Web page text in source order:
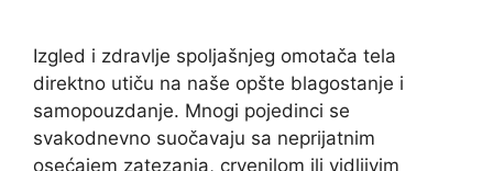
Izgled i zdravlje spoljašnjeg omotača tela
direktno utiču na naše opšte blagostanje i
samopouzdanje. Mnogi pojedinci se
svakodnevno suočavaju sa neprijatnim
osećajem zatezanja, crvenilom ili vidljivim